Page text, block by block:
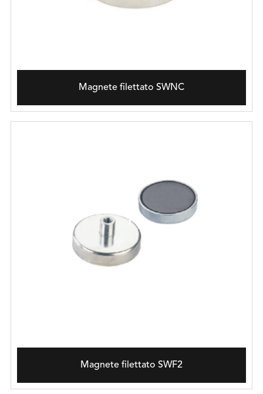
Magnete filettato SWNC
Magnete filettato SWF2